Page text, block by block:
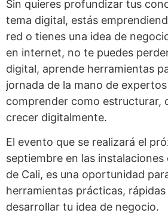
Sin quieres profundizar tus
tema digital, estás
red o tienes una idea de
en internet, no te puedes
digital, aprende herramientas
jornada de la mano de
comprender como estructurar,
crecer digitalmente.
El evento que se realizará el
septiembre en las
de Cali, es una oportunidad
herramientas prácticas,
desarrollar tu idea de negocio.